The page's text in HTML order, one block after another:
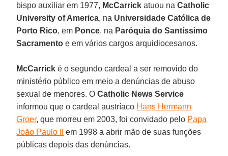
bispo auxiliar em 1977, McCarrick atuou naCatholic
University of America, na Universidade Católica de
Porto Rico, em Ponce, na Paróquia do Santíssimo
Sacramento e em vários cargos arquidiocesanos.
McCarrick é o segundo cardeal a ser removido do
ministério público em meio a denúncias de abuso
sexual de menores. OCatholic News Service
informou que o cardeal austríaco Hans Hermann
Groer, que morreu em 2003, foi convidado pelo Papa
João Paulo II
em 1998 a abrir mão de suas funções
públicas depois das denúncias.